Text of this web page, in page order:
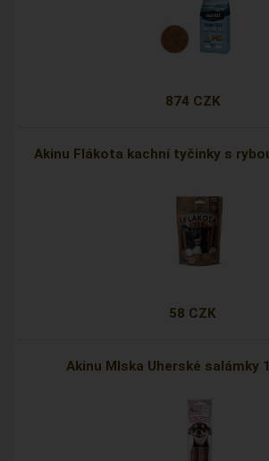
874 CZK
Akinu Flákota kachní tyčinky s
58 CZK
Akinu Mlska Uherské salámky